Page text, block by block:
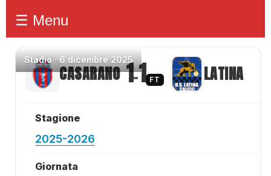
☰ Menu
Stadio·6 dicembre 2025
CASARANO 1–1 FT LATINA
Stagione
2025-2026
Giornata